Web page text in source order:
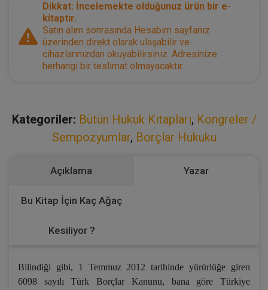
Dikkat: İncelemekte olduğunuz ürün bir e-
kitaptır.
Satın alım sonrasında Hesabım sayfanız
üzerinden direkt olarak ulaşabilir ve
cihazlarınızdan okuyabilirsiniz. Adresinize
herhangi bir teslimat olmayacaktır.
Kategoriler: Bütün Hukuk Kitapları, Kongreler /
Sempozyumlar, Borçlar Hukuku
Açıklama Yazar
Bu Kitap İçin Kaç Ağaç
Kesiliyor ?
Bilindiği gibi, 1 Temmuz 2012 tarihinde yürürlüğe giren
6098 sayılı Türk Borçlar Kanunu, bana göre Türkiye